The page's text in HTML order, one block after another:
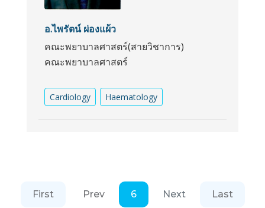
อ.ไพรัตน์ ผ่องแผ้ว
คณะพยาบาลศาสตร์(สายวิชาการ)
คณะพยาบาลศาสตร์
Cardiology Haematology
First Prev 6 Next Last